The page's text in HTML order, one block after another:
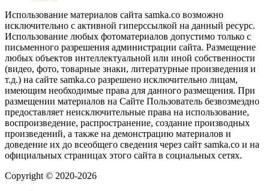
Использование материалов сайта samka.co возможно
исключительно с активной гиперссылкой на данный ресурс.
Использование любых фотоматериалов допустимо только с
письменного разрешения администрации сайта. Размещение
любых объектов интеллектуальной или иной собственности
(видео, фото, товарные знаки, литературные произведения и
т.д.) на сайте samka.co разрешено исключительно лицам,
имеющим необходимые права для данного размещения. При
размещении материалов на Сайте Пользователь безвозмездно
предоставляет неисключительные права на использование,
воспроизведение, распространение, создание производных
произведений, а также на демонстрацию материалов и
доведение их до всеобщего сведения через сайт samka.co и на
официальных страницах этого сайта в социальных сетях.
Copyright © 2020-2026